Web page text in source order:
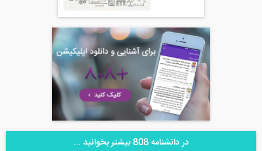
در دانشنامه 808 بیشتر بخوانید ...